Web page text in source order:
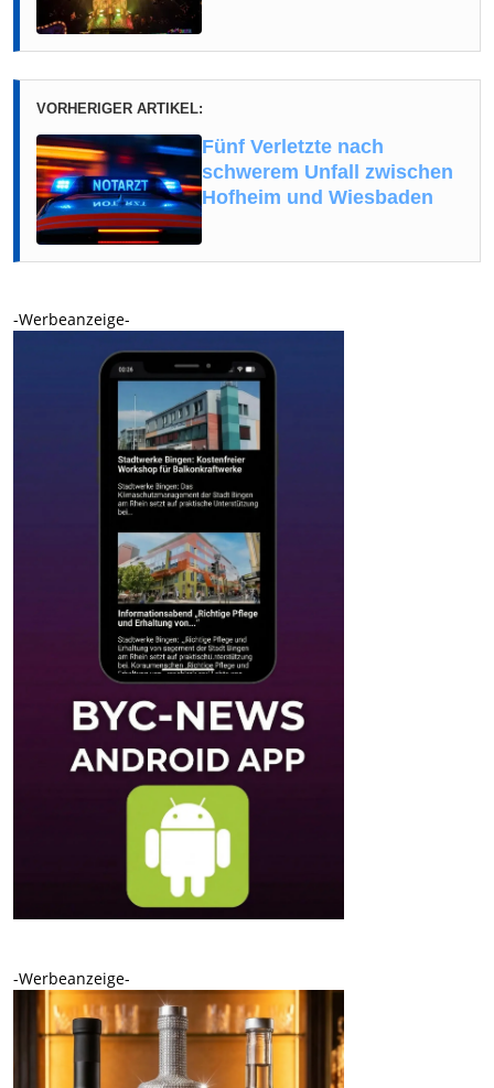
VORHERIGER ARTIKEL:
Fünf Verletzte nach
schwerem Unfall zwischen
Hofheim und Wiesbaden
-Werbeanzeige-
-Werbeanzeige-